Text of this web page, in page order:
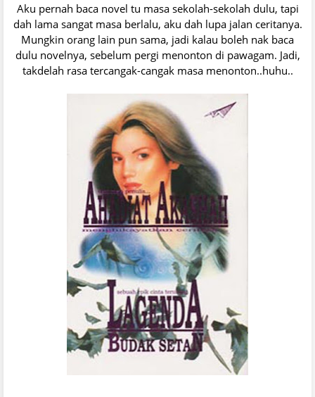
Aku pernah baca novel tu masa sekolah-sekolah dulu, tapi
dah lama sangat masa berlalu, aku dah lupa jalan ceritanya.
Mungkin orang lain pun sama, jadi kalau boleh nak baca
dulu novelnya, sebelum pergi menonton di pawagam. Jadi,
takdelah rasa tercangak-cangak masa menonton..huhu..